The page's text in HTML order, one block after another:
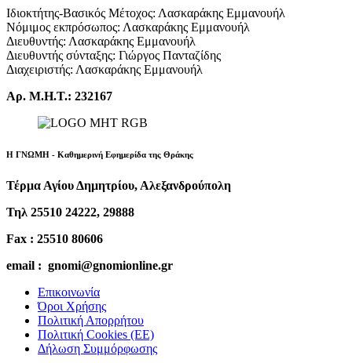
Ιδιοκτήτης-Βασικός Μέτοχος: Λασκαράκης Εμμανουήλ
Νόμιμος εκπρόσωπος: Λασκαράκης Εμμανουήλ
Διευθυντής: Λασκαράκης Εμμανουήλ
Διευθυντής σύνταξης: Γιώργος Πανταζίδης
Διαχειριστής: Λασκαράκης Εμμανουήλ
Αρ. Μ.Η.Τ.: 232167
Η ΓΝΩΜΗ - Καθημερινή Εφημερίδα της Θράκης
Τέρμα Αγίου Δημητρίου, Αλεξανδρούπολη
Τηλ 25510 24222, 29888
Fax : 25510 80606
email : gnomi@gnomionline.gr
Επικοινωνία
Όροι Χρήσης
Πολιτική Απορρήτου
Πολιτική Cookies (ΕΕ)
Δήλωση Συμμόρφωσης